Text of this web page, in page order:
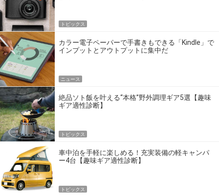
トピックス
カラー電子ペーパーで手書きもできる「Kindle」で
インプットとアウトプットに集中だ
ニュース
絶品ソト飯を叶える“本格”野外調理ギア5選【趣味
ギア適性診断】
トピックス
車中泊を手軽に楽しめる！充実装備の軽キャンパ
ー4台【趣味ギア適性診断】
トピックス